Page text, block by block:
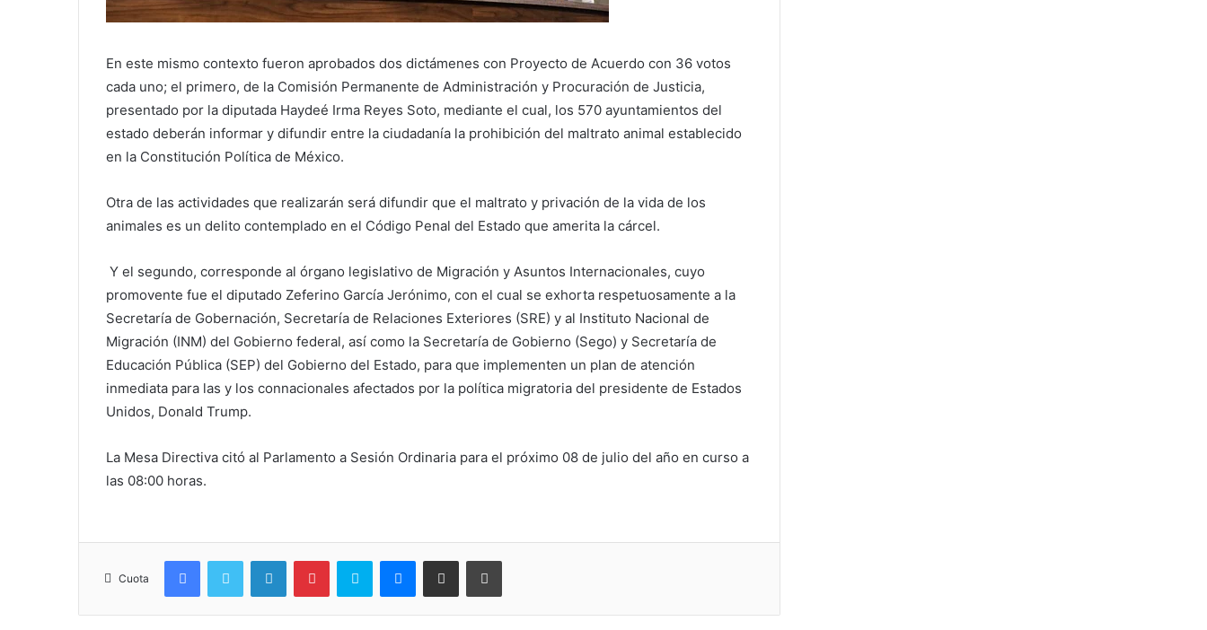
En este mismo contexto fueron aprobados dos dictámenes con Proyecto de Acuerdo con 36 votos
cada uno; el primero, de la Comisión Permanente de Administración y Procuración de Justicia,
presentado por la diputada Haydeé Irma Reyes Soto, mediante el cual, los 570 ayuntamientos del
estado deberán informar y difundir entre la ciudadanía la prohibición del maltrato animal establecido
en la Constitución Política de México.
Otra de las actividades que realizarán será difundir que el maltrato y privación de la vida de los
animales es un delito contemplado en el Código Penal del Estado que amerita la cárcel.
Y el segundo, corresponde al órgano legislativo de Migración y Asuntos Internacionales, cuyo
promovente fue el diputado Zeferino García Jerónimo, con el cual se exhorta respetuosamente a la
Secretaría de Gobernación, Secretaría de Relaciones Exteriores (SRE) y al Instituto Nacional de
Migración (INM) del Gobierno federal, así como la Secretaría de Gobierno (Sego) y Secretaría de
Educación Pública (SEP) del Gobierno del Estado, para que implementen un plan de atención
inmediata para las y los connacionales afectados por la política migratoria del presidente de Estados
Unidos, Donald Trump.
La Mesa Directiva citó al Parlamento a Sesión Ordinaria para el próximo 08 de julio del año en curso a
las 08:00 horas.
Cuota
FacebookTwitter LinkedInPinterestSkype MessengerCompartir via correo electrónicoImpresión